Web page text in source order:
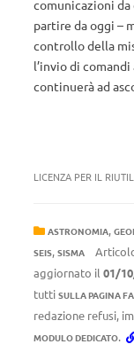
comunicazioni da
partire da oggi –
controllo della
l’invio di
continuerà ad
LICENZA PER IL
ASTRONOMIA,
SEIS, SISMA
aggiornato il 01/
tutti SULLA PAGINA
redazione refusi,
MODULO DEDICATO.